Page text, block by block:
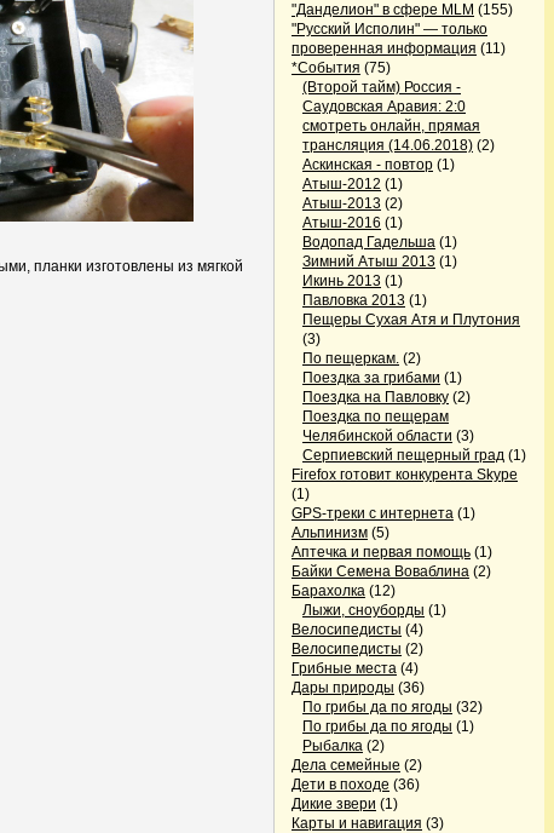
планки изготовлены из мягкой
"Данделион" в сфере MLM (155)
"Русский Исполин" — только
проверенная информация (11)
*События (75)
(Второй тайм) Россия -
Саудовская Аравия: 2:0
смотреть онлайн, прямая
трансляция (14.06.2018) (2)
Аскинская - повтор (1)
Атыш-2012 (1)
Атыш-2013 (2)
Атыш-2016 (1)
Водопад Гадельша (1)
Зимний Атыш 2013 (1)
Икинь 2013 (1)
Павловка 2013 (1)
Пещеры Сухая Атя и Плутония
(3)
По пещеркам. (2)
Поездка за грибами (1)
Поездка на Павловку (2)
Поездка по пещерам
Челябинской области (3)
Серпиевский пещерный град (1)
Firefox готовит конкурента Skype
(1)
GPS-треки с интернета (1)
Альпинизм (5)
Аптечка и первая помощь (1)
Байки Семена Воваблина (2)
Барахолка (12)
Лыжи, сноуборды (1)
Велосипедисты (4)
Велосипедисты (2)
Грибные места (4)
Дары природы (36)
По грибы да по ягоды (32)
По грибы да по ягоды (1)
Рыбалка (2)
Дела семейные (2)
Дети в походе (36)
Дикие звери (1)
Карты и навигация (3)